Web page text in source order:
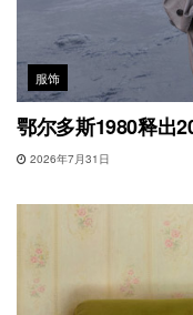
服饰
鄂尔多斯1980释出
2026年7月31日